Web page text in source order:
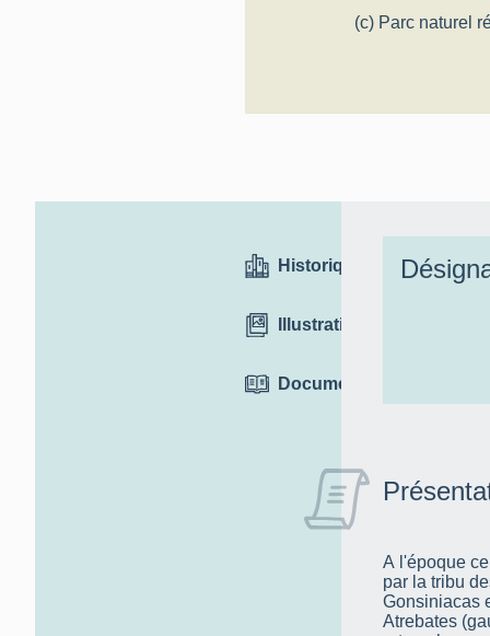
Inventaire
(c) Parc naturel
Historique
Illustrations
Documentation
A l'époque
par la tribu
Gonsiniacas
Atrebates